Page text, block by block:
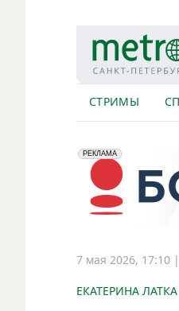
СТРИМЫ
erid: 2VfnxyFybV5
РЕКЛАМА
ПАО "Банк "Санкт-
7 мая 2026, 17:10 |
ЕКАТЕРИНА ЛАТКА